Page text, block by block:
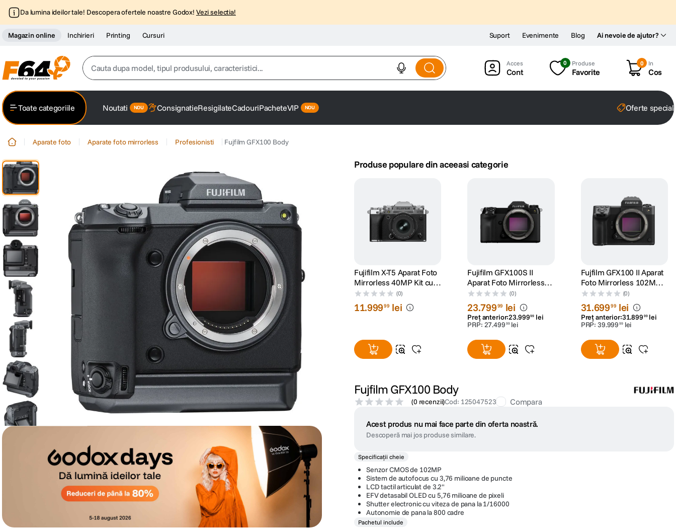
Da lumina ideilor tale! Descopera ofertele noastre Godox! Vezi selectia!
Magazin online Inchirieri Printing Cursuri Ai nevoie de ajutor?
Suport Evenimente Blog
Cauta dupa model, tipul produsului, caracteristici...
2. trepied
peak design
canon sx740 hs
lavaliera
sony fx
card memorie
Cont
0 Produse
Favorite
0 In
Cos
Toate categoriile Noutati ConsignatieResigilateCadouriPacheteVIP Oferte
Aparate foto Aparate foto mirrorless Profesionisti Fujfilm GFX100 Body
Produse populare din aceeasi categorie
Fujifilm X-T5 Aparat Foto
Mirrorless 40MP Kit cu
Obiectiv XF 16-50mm
F2.8-4.8 Argintiu
(0)
11.99999 lei
Fujifilm GFX100S II
Aparat Foto Mirrorless
Format Mediu 102MP
Negru
(0)
23.79999 lei
Preț anterior:23.99999 lei
PRP: 27.499 99 lei
Fujfilm GFX100 II Aparat
Foto Mirrorless 102MP
4K Body Negru
(0)
31.69999 lei
Preț anterior:31.899 99 lei
PRP: 39.999 99 lei
Fujfilm GFX100 Body
(0 recenzii)Cod: 125047523 Compara
Acest produs nu mai face parte din oferta noastră.
Descoperă mai jos produse similare.
Specificații cheie
Senzor CMOS de 102MP
Sistem de autofocus cu 3,76 milioane de puncte
LCD tactil articulat de 3.2"
EFV detasabil OLED cu 5,76 milioane de pixeli
Shutter electronic cu viteza de pana la 1/16000
Autonomie de pana la 800 cadre
Pachetul include